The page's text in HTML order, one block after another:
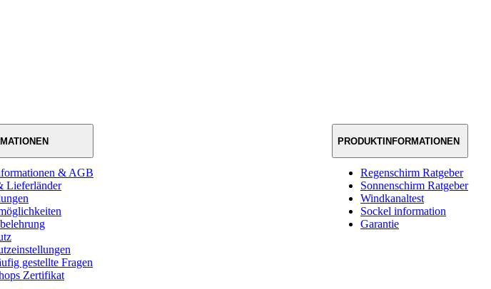
& AGB
Lieferländer
gestellte Fragen
Zertifikat
PRODUKTINFORMATIONEN
Regenschirm Ratgeber
Sonnenschirm Ratgeber
Windkanaltest
Sockel information
Garantie